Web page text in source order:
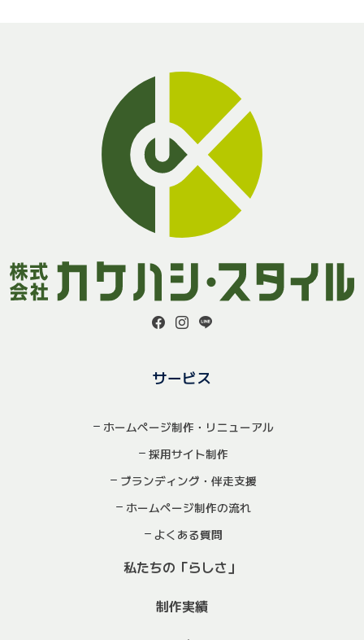
サービス
ホームページ制作・リニューアル
採用サイト制作
ブランディング・伴走支援
ホームページ制作の流れ
よくある質問
私たちの「らしさ」
制作実績